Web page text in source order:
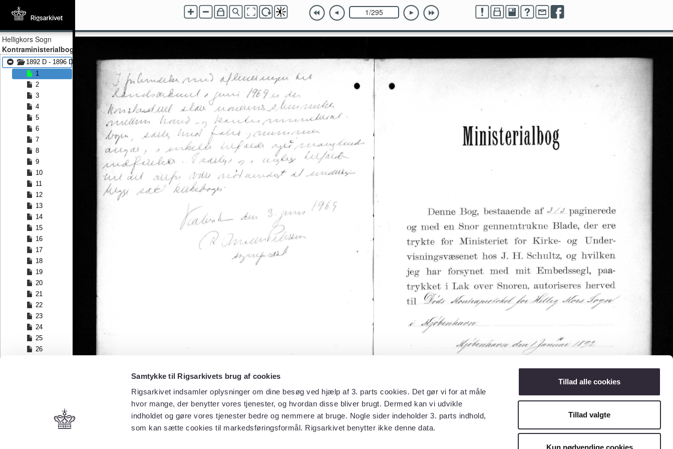
Samtykke til Rigsarkivets brug af cookies
Rigsarkivet indsamler oplysninger om dine besøg ved hjælp af 3. parts cookies. Det gør vi for at måle
hvor mange, der benytter vores tjenester, og hvordan disse bliver brugt. Dermed kan vi udvikle
indholdet og gøre vores tjenester bedre og nemmere at bruge. Nogle sider indeholder 3. parts indhold,
som kan sætte cookies til markedsføringsformål. Rigsarkivet benytter ikke denne data.
Tillad alle cookies
Tillad valgte
Kun nødvendige cookies
Helligkors Sogn
Kontraministerialbog
1892 D - 1896 D
1
2
3
4
5
6
7
8
9
10
11
12
13
14
15
16
17
18
19
20
21
22
23
24
25
26